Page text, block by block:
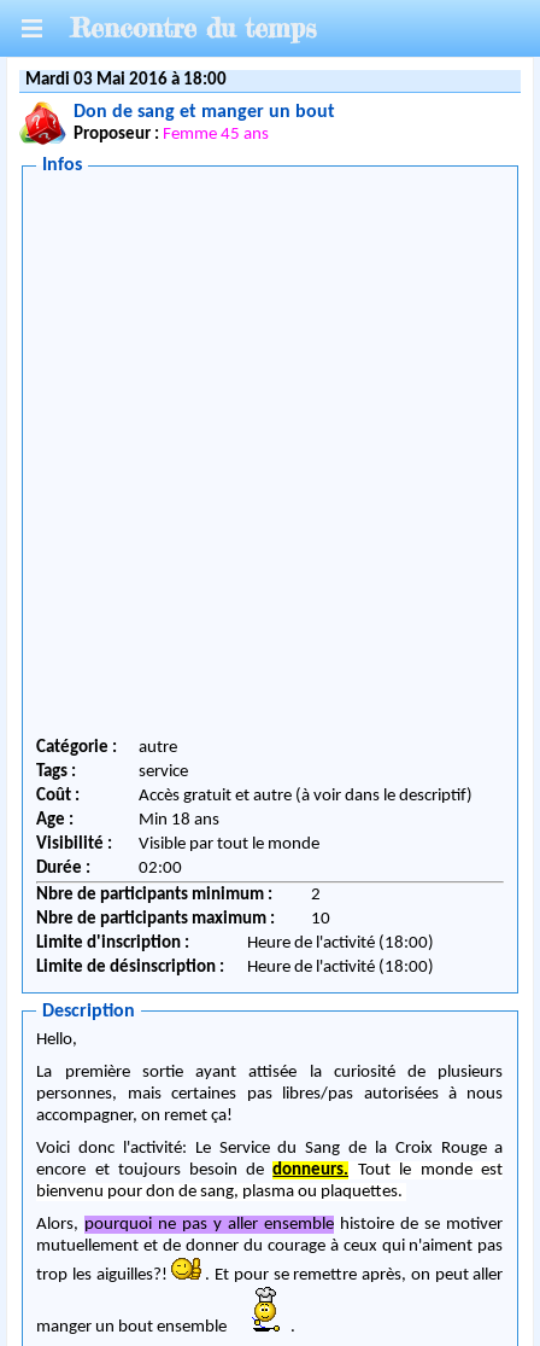
Rencontre du temps
Mardi 03 Mai 2016 à 18:00
Don de sang et manger un bout
Proposeur : Femme 45 ans
Infos
Catégorie :
autre
Tags :
service
Coût :
Accès gratuit et autre (à voir dans le descriptif)
Age :
Min 18 ans
Visibilité :
Visible par tout le monde
Durée :
02:00
Nbre de participants minimum :
2
Nbre de participants maximum :
10
Limite d'inscription :
Heure de l'activité (18:00)
Limite de désinscription :
Heure de l'activité (18:00)
Description
Hello,
La première sortie ayant attisée la curiosité de plusieurs
personnes, mais certaines pas libres/pas autorisées à nous
accompagner, on remet ça!
Voici donc l'activité: Le Service du Sang de la Croix Rouge a
encore et toujours besoin dedonneurs. Tout le monde est
bienvenu pour don de sang, plasma ou plaquettes.
Alors, pourquoi ne pas y aller ensemble histoire de se motiver
mutuellement et de donner du courage à ceux qui n'aiment pas
trop les aiguilles?!
manger un bout ensemble
.